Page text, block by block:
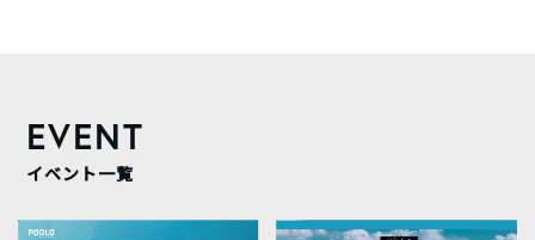
EVENT
イベント一覧